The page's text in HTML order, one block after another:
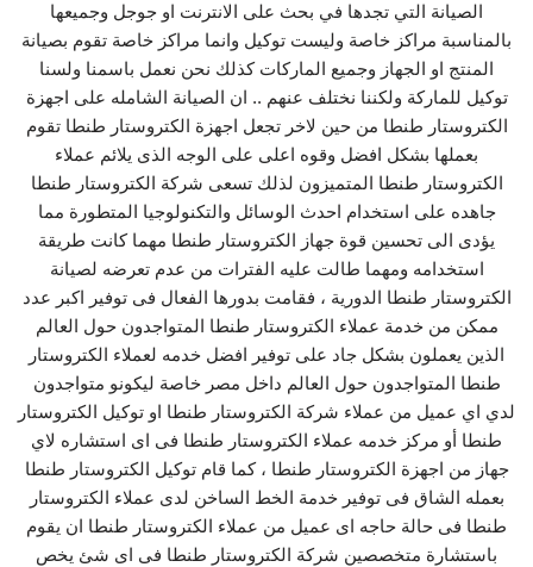
الصيانة التي تجدها في بحث على الانترنت او جوجل وجميعها
بالمناسبة مراكز خاصة وليست توكيل وانما مراكز خاصة تقوم بصيانة
المنتج او الجهاز وجميع الماركات كذلك نحن نعمل باسمنا ولسنا
توكيل للماركة ولكننا نختلف عنهم .. ان الصيانة الشامله على اجهزة
الكتروستار طنطا من حين لاخر تجعل اجهزة الكتروستار طنطا تقوم
بعملها بشكل افضل وقوه اعلى على الوجه الذى يلائم عملاء
الكتروستار طنطا المتميزون لذلك تسعى شركة الكتروستار طنطا
جاهده على استخدام احدث الوسائل والتكنولوجيا المتطورة مما
يؤدى الى تحسين قوة جهاز الكتروستار طنطا مهما كانت طريقة
استخدامه ومهما طالت عليه الفترات من عدم تعرضه لصيانة
الكتروستار طنطا الدورية ، فقامت بدورها الفعال فى توفير اكبر عدد
ممكن من خدمة عملاء الكتروستار طنطا المتواجدون حول العالم
الذين يعملون بشكل جاد على توفير افضل خدمه لعملاء الكتروستار
طنطا المتواجدون حول العالم داخل مصر خاصة ليكونو متواجدون
لدي اي عميل من عملاء شركة الكتروستار طنطا او توكيل الكتروستار
طنطا أو مركز خدمه عملاء الكتروستار طنطا فى اى استشاره لاي
جهاز من اجهزة الكتروستار طنطا ، كما قام توكيل الكتروستار طنطا
بعمله الشاق فى توفير خدمة الخط الساخن لدى عملاء الكتروستار
طنطا فى حالة حاجه اى عميل من عملاء الكتروستار طنطا ان يقوم
باستشارة متخصصين شركة الكتروستار طنطا فى اى شئ يخص